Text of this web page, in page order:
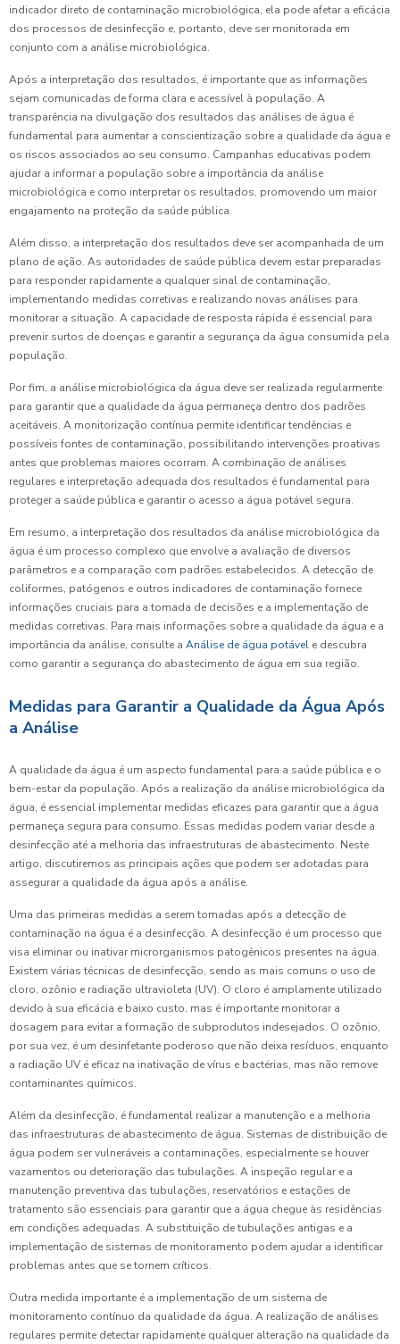
indicador direto de contaminação microbiológica, ela pode afetar a eficácia
dos processos de desinfecção e, portanto, deve ser monitorada em
conjunto com a análise microbiológica.
Após a interpretação dos resultados, é importante que as informações
sejam comunicadas de forma clara e acessível à população. A
transparência na divulgação dos resultados das análises de água é
fundamental para aumentar a conscientização sobre a qualidade da água e
os riscos associados ao seu consumo. Campanhas educativas podem
ajudar a informar a população sobre a importância da análise
microbiológica e como interpretar os resultados, promovendo um maior
engajamento na proteção da saúde pública.
Além disso, a interpretação dos resultados deve ser acompanhada de um
plano de ação. As autoridades de saúde pública devem estar preparadas
para responder rapidamente a qualquer sinal de contaminação,
implementando medidas corretivas e realizando novas análises para
monitorar a situação. A capacidade de resposta rápida é essencial para
prevenir surtos de doenças e garantir a segurança da água consumida pela
população.
Por fim, a análise microbiológica da água deve ser realizada regularmente
para garantir que a qualidade da água permaneça dentro dos padrões
aceitáveis. A monitorização contínua permite identificar tendências e
possíveis fontes de contaminação, possibilitando intervenções proativas
antes que problemas maiores ocorram. A combinação de análises
regulares e interpretação adequada dos resultados é fundamental para
proteger a saúde pública e garantir o acesso a água potável segura.
Em resumo, a interpretação dos resultados da análise microbiológica da
água é um processo complexo que envolve a avaliação de diversos
parâmetros e a comparação com padrões estabelecidos. A detecção de
coliformes, patógenos e outros indicadores de contaminação fornece
informações cruciais para a tomada de decisões e a implementação de
medidas corretivas. Para mais informações sobre a qualidade da água e a
importância da análise, consulte a Análise de água potável e descubra
como garantir a segurança do abastecimento de água em sua região.
Medidas para Garantir a Qualidade da Água Após
a Análise
A qualidade da água é um aspecto fundamental para a saúde pública e o
bem-estar da população. Após a realização da análise microbiológica da
água, é essencial implementar medidas eficazes para garantir que a água
permaneça segura para consumo. Essas medidas podem variar desde a
desinfecção até a melhoria das infraestruturas de abastecimento. Neste
artigo, discutiremos as principais ações que podem ser adotadas para
assegurar a qualidade da água após a análise.
Uma das primeiras medidas a serem tomadas após a detecção de
contaminação na água é a desinfecção. A desinfecção é um processo que
visa eliminar ou inativar microrganismos patogênicos presentes na água.
Existem várias técnicas de desinfecção, sendo as mais comuns o uso de
cloro, ozônio e radiação ultravioleta (UV). O cloro é amplamente utilizado
devido à sua eficácia e baixo custo, mas é importante monitorar a
dosagem para evitar a formação de subprodutos indesejados. O ozônio,
por sua vez, é um desinfetante poderoso que não deixa resíduos, enquanto
a radiação UV é eficaz na inativação de vírus e bactérias, mas não remove
contaminantes químicos.
Além da desinfecção, é fundamental realizar a manutenção e a melhoria
das infraestruturas de abastecimento de água. Sistemas de distribuição de
água podem ser vulneráveis a contaminações, especialmente se houver
vazamentos ou deterioração das tubulações. A inspeção regular e a
manutenção preventiva das tubulações, reservatórios e estações de
tratamento são essenciais para garantir que a água chegue às residências
em condições adequadas. A substituição de tubulações antigas e a
implementação de sistemas de monitoramento podem ajudar a identificar
problemas antes que se tornem críticos.
Outra medida importante é a implementação de um sistema de
monitoramento contínuo da qualidade da água. A realização de análises
regulares permite detectar rapidamente qualquer alteração na qualidade da